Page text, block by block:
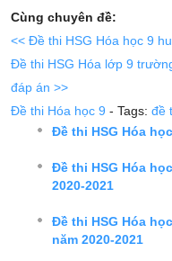
Cùng chuyên đề:
<< Đề thi HSG Hóa học 9
Đề thi HSG Hóa lớp 9
đáp án >>
Đề thi Hóa học 9 - Tags: đề
Đề thi HSG Hóa
Đề thi HSG Hóa
2020-2021
Đề thi HSG Hóa
năm 2020-2021